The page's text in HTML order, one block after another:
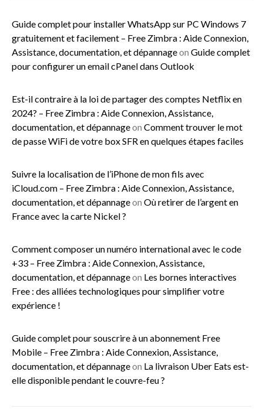
Guide complet pour installer WhatsApp sur PC Windows 7
gratuitement et facilement – Free Zimbra : Aide Connexion,
Assistance, documentation, et dépannageon Guide complet
pour configurer un email cPanel dans Outlook
Est-il contraire à la loi de partager des comptes Netflix en
2024? – Free Zimbra : Aide Connexion, Assistance,
documentation, et dépannageon Comment trouver le mot
de passe WiFi de votre box SFR en quelques étapes faciles
Suivre la localisation de l’iPhone de mon fils avec
iCloud.com – Free Zimbra : Aide Connexion, Assistance,
documentation, et dépannageon Où retirer de l’argent en
France avec la carte Nickel ?
Comment composer un numéro international avec le code
+33 – Free Zimbra : Aide Connexion, Assistance,
documentation, et dépannageon Les bornes interactives
Free : des alliées technologiques pour simplifier votre
expérience !
Guide complet pour souscrire à un abonnement Free
Mobile – Free Zimbra : Aide Connexion, Assistance,
documentation, et dépannageon La livraison Uber Eats est-
elle disponible pendant le couvre-feu ?